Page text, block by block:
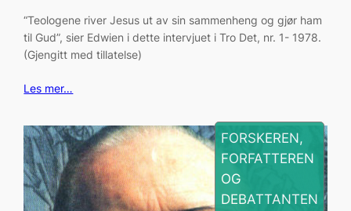
“Teologene river Jesus ut av sin sammenheng og gjør ham
til Gud”, sier Edwien i dette intervjuet i Tro Det, nr. 1- 1978.
(Gjengitt med tillatelse)
Les mer…
FORSKEREN,
FORFATTEREN
OG
DEBATTANTEN